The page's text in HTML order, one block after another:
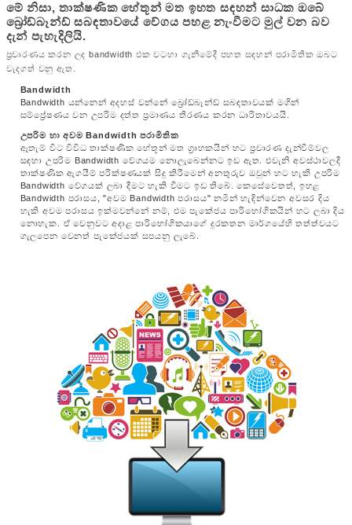
මේ නිසා, තාක්ෂණික හේතූන් මත ඉහත සඳහන් සාධක ඔබේ
බ්‍රෝඩ්බෑන්ඩ් සබඳතාවයේ වේගය පහළ නැංවීමට මුල් වන බව
දැන් පැහැදිලියි.
ප්‍රචාරණය කරන ලද bandwidth එක වටහා ගැනීමේදී පහත සඳහන් පරාමිතික ඔබට
වැදගත් වනු ඇත.
Bandwidth
Bandwidth යන්නෙන් අදහස් වන්නේ බ්‍රෝඩ්බෑන්ඩ් සබඳතාවයක් මගින්
සම්ප්‍රේෂණය වන උපරිම දත්ත ප්‍රමාණය තීරණය කරන ධාරිතාවයයි.
උපරිම හා අවම Bandwidth පරාමිතික
ඇතැම් විට විවිධ තාක්ෂණික හේතූන් මත ග්‍රාහකයින් හට ප්‍රචාරණ දැන්වීම්වල
සඳහා උපරිම Bandwidth වේගයම නොලැබෙන්නට ඉඩ ඇත. එවැනි අවස්ථාවලදී
තාක්ෂණික ඇගයීම් පරීක්ෂණයක් සිදු කිරීමෙන් අනතුරුව ඔවුන් හට හැකි උපරිම
Bandwidth වේගයක් ලබා දීමට හැකි වීමට ඉඩ තිබේ. කෙසේවෙතත්, ඉහළ
Bandwidth පරාසය, "අවම Bandwidth පරාසය" නමින් හැඳින්වෙන අවසර දිය
හැකි අවම පරාසය ඉක්මවන්නේ නම්, එම පැකේජය පාරිභෝගිකයින් හට ලබා දිය
නොහැක. ඒ වෙනුවට අදාළ පාරිභෝගිකයාගේ දුරකතන මාර්ගයේහි තත්ත්වයට
ගැලපෙන වෙනත් පැකේජයක් සපයනු ලැබේ.